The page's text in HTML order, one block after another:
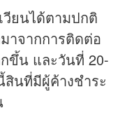
วียนได้ตามปกติ
าจากการติดต่อ
ขึ้น และวันที่ 20-
นที่มีผู้ค้างชำระ